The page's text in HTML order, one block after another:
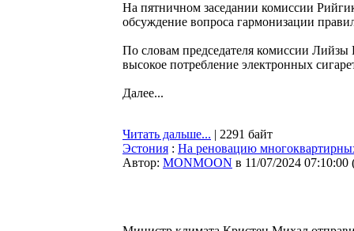
На пятничном заседании комиссии
обсуждение вопроса гармонизации
По словам председателя комиссии Лийзы
высокое потребление электронных
Далее...
Читать дальше... | 2291 байт
Эстония : На реновацию
Автор: MONMOON в 11/07/2024 07:10:00